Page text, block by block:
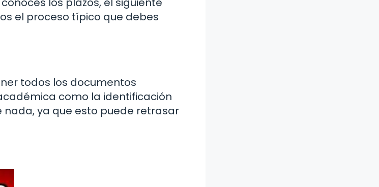
el proceso típico que debes
todos los documentos
como la identificación
nada, ya que esto puede retrasar